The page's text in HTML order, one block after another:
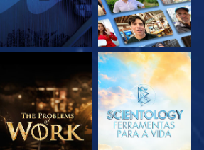
EXPLORE A SÉRIE EXPLORE A SÉRIE